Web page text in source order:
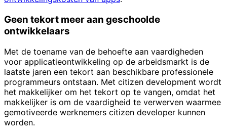
Geen tekort meer aan geschoolde
ontwikkelaars
Met de toename van de behoefte aan vaardigheden
voor applicatieontwikkeling op de arbeidsmarkt is de
laatste jaren een tekort aan beschikbare professionele
programmeurs ontstaan. Met citizen development wordt
het makkelijker om het tekort op te vangen, omdat het
makkelijker is om de vaardigheid te verwerven waarmee
gemotiveerde werknemers citizen developer kunnen
worden.